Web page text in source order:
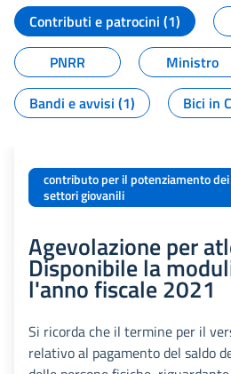
Contributi e patrocini (1)
PNRR
Ministro
Bandi e avvisi (1)
Bici in
contributo per il potenziamento dei
settori giovanili
Agevolazione per
Disponibile la
l'anno fiscale 2021
Si ricorda che il termine per il
relativo al pagamento del saldo